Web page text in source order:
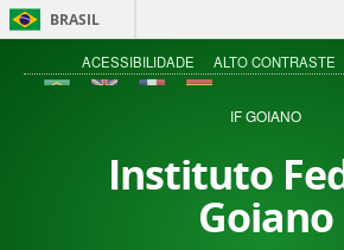
BRASIL
ACESSIBILIDADE ALTO CONTRASTE
IF GOIANO
Instituto
Goiano